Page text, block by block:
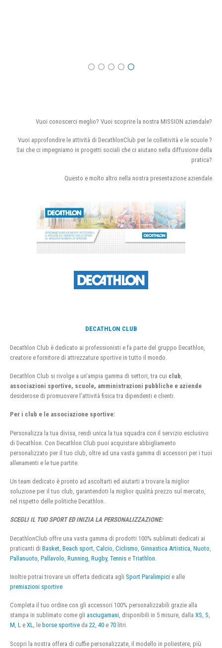
Vuoi conoscerci meglio? Vuoi scoprire la nostra MISSION aziendale?
Vuoi approfondire le attività di DecathlonClub per le colletività e le scuole ?
Sai che ci impegniamo in progetti sociali che ci aiutano nella diffusione della
pratica?
Questo e molto altro nella nostra presentazione aziendale
DECATHLON CLUB
Decathlon Club è dedicato ai professionisti e fa parte del gruppo Decathlon,
creatore e fornitore di attrezzature sportive in tutto il mondo.
Decathlon Club si rivolge a un’ampia gamma di settori, tra cui club
associazioni sportive, scuole, amministrazioni pubbliche e aziende
desiderose di promuovere l’attività fisica tra dipendenti e clienti.
Per i club e le associazione sportive:
Personalizza la tua divisa, rendi unica la tua squadra con il servizio esclusivo
di Decathlon. Con Decathlon Club puoi acquistare abbigliamento
personalizzato per il tuo club, oltre ad una vasta gamma di accessori per i tuoi
allenamenti e le tue partite.
Un team dedicato è pronto ad ascoltarti ed aiutarti a trovare la miglior
soluzione per il tuo club, garantendoti la miglior qualità prezzo sul mercato,
nel rispetto delle politiche Decathlon.
SCEGLI IL TUO SPORT ED INIZIA LA PERSONALIZZAZIONE:
DecathlonClub offre una vasta gamma di prodotti 100% sublimati dedicati ai
praticanti di Basket Beach sport Calcio Ciclismo Ginnastica Artistica Nuoto
Pallanuoto Pallavolo Running Rugby, Tennis e Triathlon
Inoltre potrai trovare un offerta dedicata agli Sport Paralimpici e alle
premiazioni sportive
Completa il tuo ordine con gli accessori 100% personalizzabili grazie alla
stampa in sublimato come gli asciugamani, disponibili in 5 misure, dalla XS, S,
M, L e XL, le borse sportive da 22, 40 e 70 litri.
Scopri la nostra offera di cuffie personalizzate, il modello in poliestere, più